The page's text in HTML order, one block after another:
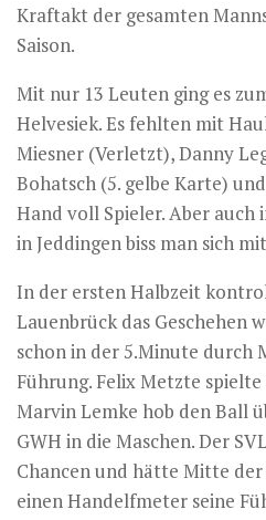
Kraftakt der gesamten
Saison.
Mit nur 13 Leuten ging es
Helvesiek. Es fehlten mit
Miesner (Verletzt), Danny
Bohatsch (5. gelbe Karte)
Hand voll Spieler. Aber
in Jeddingen biss man sich
In der ersten Halbzeit
Lauenbrück das Geschehen
schon in der 5.Minute durch
Führung. Felix Metzte
Marvin Lemke hob den Ball
GWH in die Maschen. Der
Chancen und hätte Mitte
einen Handelfmeter seine